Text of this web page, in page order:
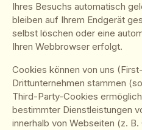
Ihres Besuchs automatisch
bleiben auf Ihrem Endgerät
selbst löschen oder eine
Ihren Webbrowser erfolgt.
Cookies können von uns
Drittunternehmen stammen
Third-Party-Cookies
bestimmter Dienstleistungen
innerhalb von Webseiten (z.